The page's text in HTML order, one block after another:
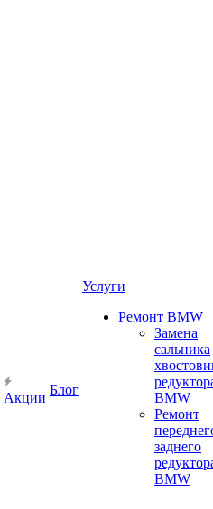
Акции
Блог
Услуги
Ремонт BMW
Замена
сальника
BMW
Ремонт
заднего
BMW